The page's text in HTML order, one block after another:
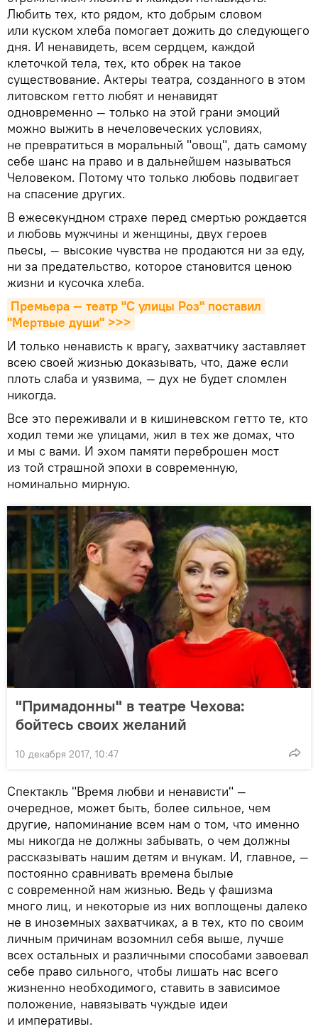
Любить тех, кто рядом, кто добрым словом
или куском хлеба помогает дожить до следующего
дня. И ненавидеть, всем сердцем, каждой
клеточкой тела, тех, кто обрек на такое
существование. Актеры театра, созданного в этом
литовском гетто любят и ненавидят
одновременно — только на этой грани эмоций
можно выжить в нечеловеческих условиях,
не превратиться в моральный "овощ", дать самому
себе шанс на право и в дальнейшем называться
Человеком. Потому что только любовь подвигает
на спасение других.
В ежесекундном страхе перед смертью рождается
и любовь мужчины и женщины, двух героев
пьесы, — высокие чувства не продаются ни за еду,
ни за предательство, которое становится ценою
жизни и кусочка хлеба.
Премьера — театр "С улицы Роз" поставил
"Мертвые души" >>>
И только ненависть к врагу, захватчику заставляет
всею своей жизнью доказывать, что, даже если
плоть слаба и уязвима, — дух не будет сломлен
никогда.
Все это переживали и в кишиневском гетто те, кто
ходил теми же улицами, жил в тех же домах, что
и мы с вами. И эхом памяти переброшен мост
из той страшной эпохи в современную,
номинально мирную.
"Примадонны" в театре Чехова:
бойтесь своих желаний
10 декабря 2017, 10:47
Спектакль "Время любви и ненависти" —
очередное, может быть, более сильное, чем
другие, напоминание всем нам о том, что именно
мы никогда не должны забывать, о чем должны
рассказывать нашим детям и внукам. И, главное, —
постоянно сравнивать времена былые
с современной нам жизнью. Ведь у фашизма
много лиц, и некоторые из них воплощены далеко
не в иноземных захватчиках, а в тех, кто по своим
личным причинам возомнил себя выше, лучше
всех остальных и различными способами завоевал
себе право сильного, чтобы лишать нас всего
жизненно необходимого, ставить в зависимое
положение, навязывать чуждые идеи
и императивы.